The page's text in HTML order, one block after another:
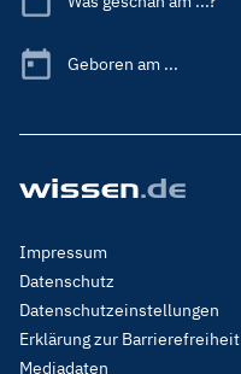
Geboren am ...
Footer
Menu
Legal
Impressum
Datenschutz
Datenschutzeinstellungen
Erklärung zur Barrierefreiheit
Mediadaten